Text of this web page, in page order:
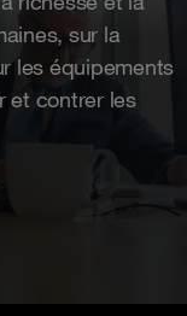
sur la
les équipements
et contrer les